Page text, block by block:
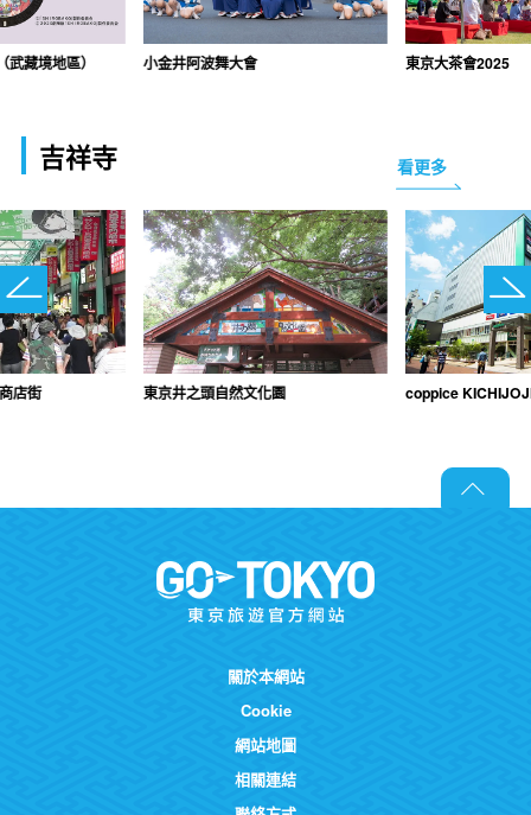
藏境地區） 小金井阿波舞大會 東京大茶會2025
吉祥寺 看更多
店街 東京井之頭自然文化園 coppice
關於本網站
Cookie
網站地圖
相關連結